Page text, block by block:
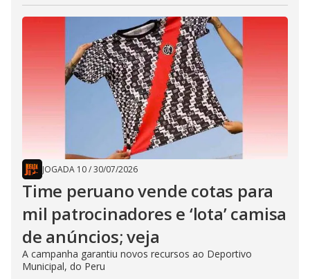
JOGADA 10/30/07/2026
Time peruano vende cotas para
mil patrocinadores e ‘lota’ camisa
de anúncios; veja
A campanha garantiu novos recursos ao Deportivo
Municipal, do Peru